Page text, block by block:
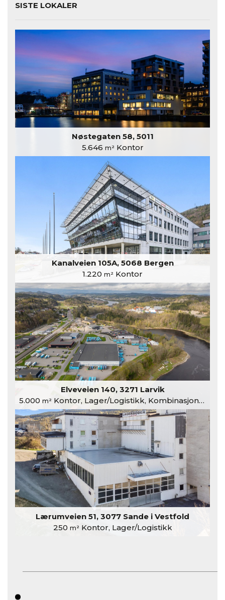
SISTE LOKALER
Nøstegaten 58, 5011
5.646 m²Kontor
Kanalveien 105A, 5068 Bergen
1.220 m² Kontor
Elveveien 140, 3271 Larvik
5.000 m²Kontor, Lager/Logistikk, Kombinasjonslokaler
Lærumveien 51, 3077 Sande i Vestfold
250 m²Kontor, Lager/Logistikk